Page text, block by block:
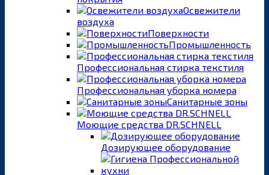
Освежители
воздуха
Поверхности
Промышленность
Профессиональная стирка текстиля
Профессиональная уборка номера
Санитарные зоны
Моющие средства DR.SCHNELL
Дозирующее оборудование